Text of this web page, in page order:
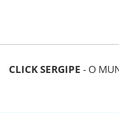
CLICK SERGIPE - O